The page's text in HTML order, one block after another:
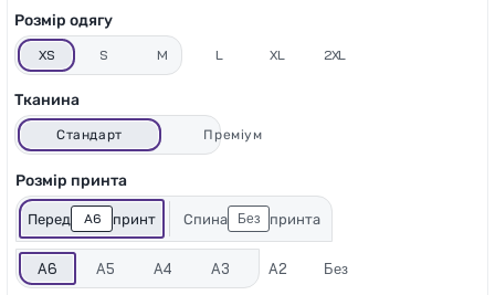
Розмір принта
Перед A6 принт Спина Без принта
A6 A5 A4 A3 A2 Без
Розмір одягу
XS S M L XL 2XL
Тканина
Стандарт Преміум